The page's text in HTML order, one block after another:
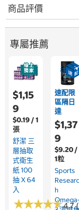
商品評價
專屬推薦
$1,15
9
$0.19 / 1
張
舒潔 三
層抽取
式衛生
紙 100
抽 X 64
入
★★★★★
★★★★★4.7
速配限
區隔日
達
$1,37
9
$9.20 /
1粒
Sports
Researc
H
Omega-